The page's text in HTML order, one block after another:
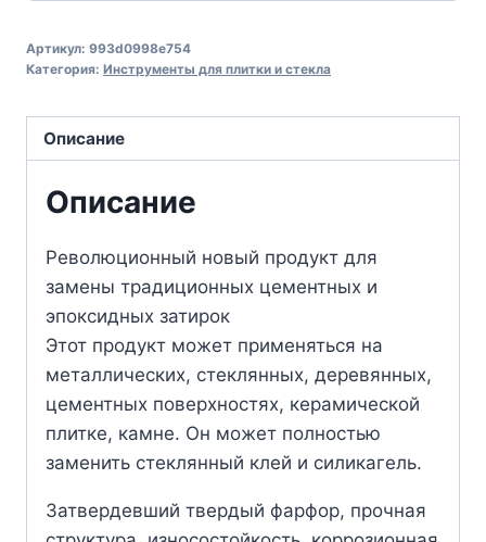
Артикул: 993d0998e754
Категория: Инструменты для плитки и стекла
Описание
Описание
Революционный новый продукт для
замены традиционных цементных и
эпоксидных затирок
Этот продукт может применяться на
металлических, стеклянных, деревянных,
цементных поверхностях, керамической
плитке, камне. Он может полностью
заменить стеклянный клей и силикагель.
Затвердевший твердый фарфор, прочная